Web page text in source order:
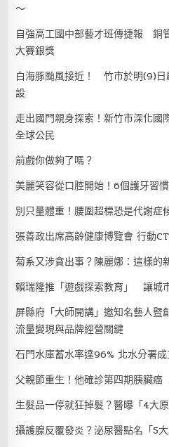
～
自強高工國中部藝才班傳捷報 銅
大賽銀獎
白海豚颱風接近！ 竹市於明(9)日
設
走出國門親身探索！新竹市深化
全球公民
前戲你做夠了嗎？
美麗笑容從口腔開始！6個護牙習
別只量體重！腰圍超標恐是代謝
張善政出席高齡健康博覽會 行動
菊系又涉貪出事？陳麗娜：這樣的
賴瑞隆推「遊戲探索教育」 讓城
屏縣府「大師開講」邀知名藝人
流量變現與品牌經營關鍵
石門水庫蓄水率達96% 北水分署
父親節重生！他確診第四期胰臟
生髮品一停就狂掉髮？醫曝「4大
攝護腺反覆發炎？泌尿醫點名「5